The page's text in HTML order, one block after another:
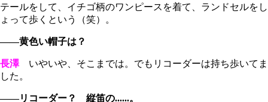
テールをして、イチゴ柄のワンピースを着て、ランドセルをし
ょって歩くという（笑）。
――黄色い帽子は？
長澤いやいや、そこまでは。でもリコーダーは持ち歩いてま
した。
――リコーダー？ 縦笛の......。